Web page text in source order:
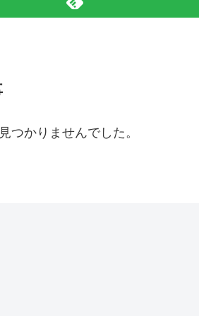
つかりませんでした。